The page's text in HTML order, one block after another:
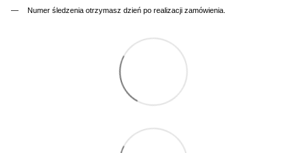
Numer śledzenia otrzymasz dzień po realizacji zamówienia.